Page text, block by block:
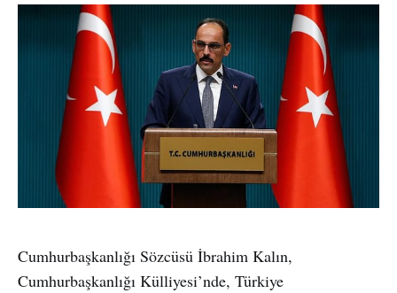
Cumhurbaşkanlığı Sözcüsü İbrahim Kalın,
Cumhurbaşkanlığı Külliyesi’nde, Türkiye